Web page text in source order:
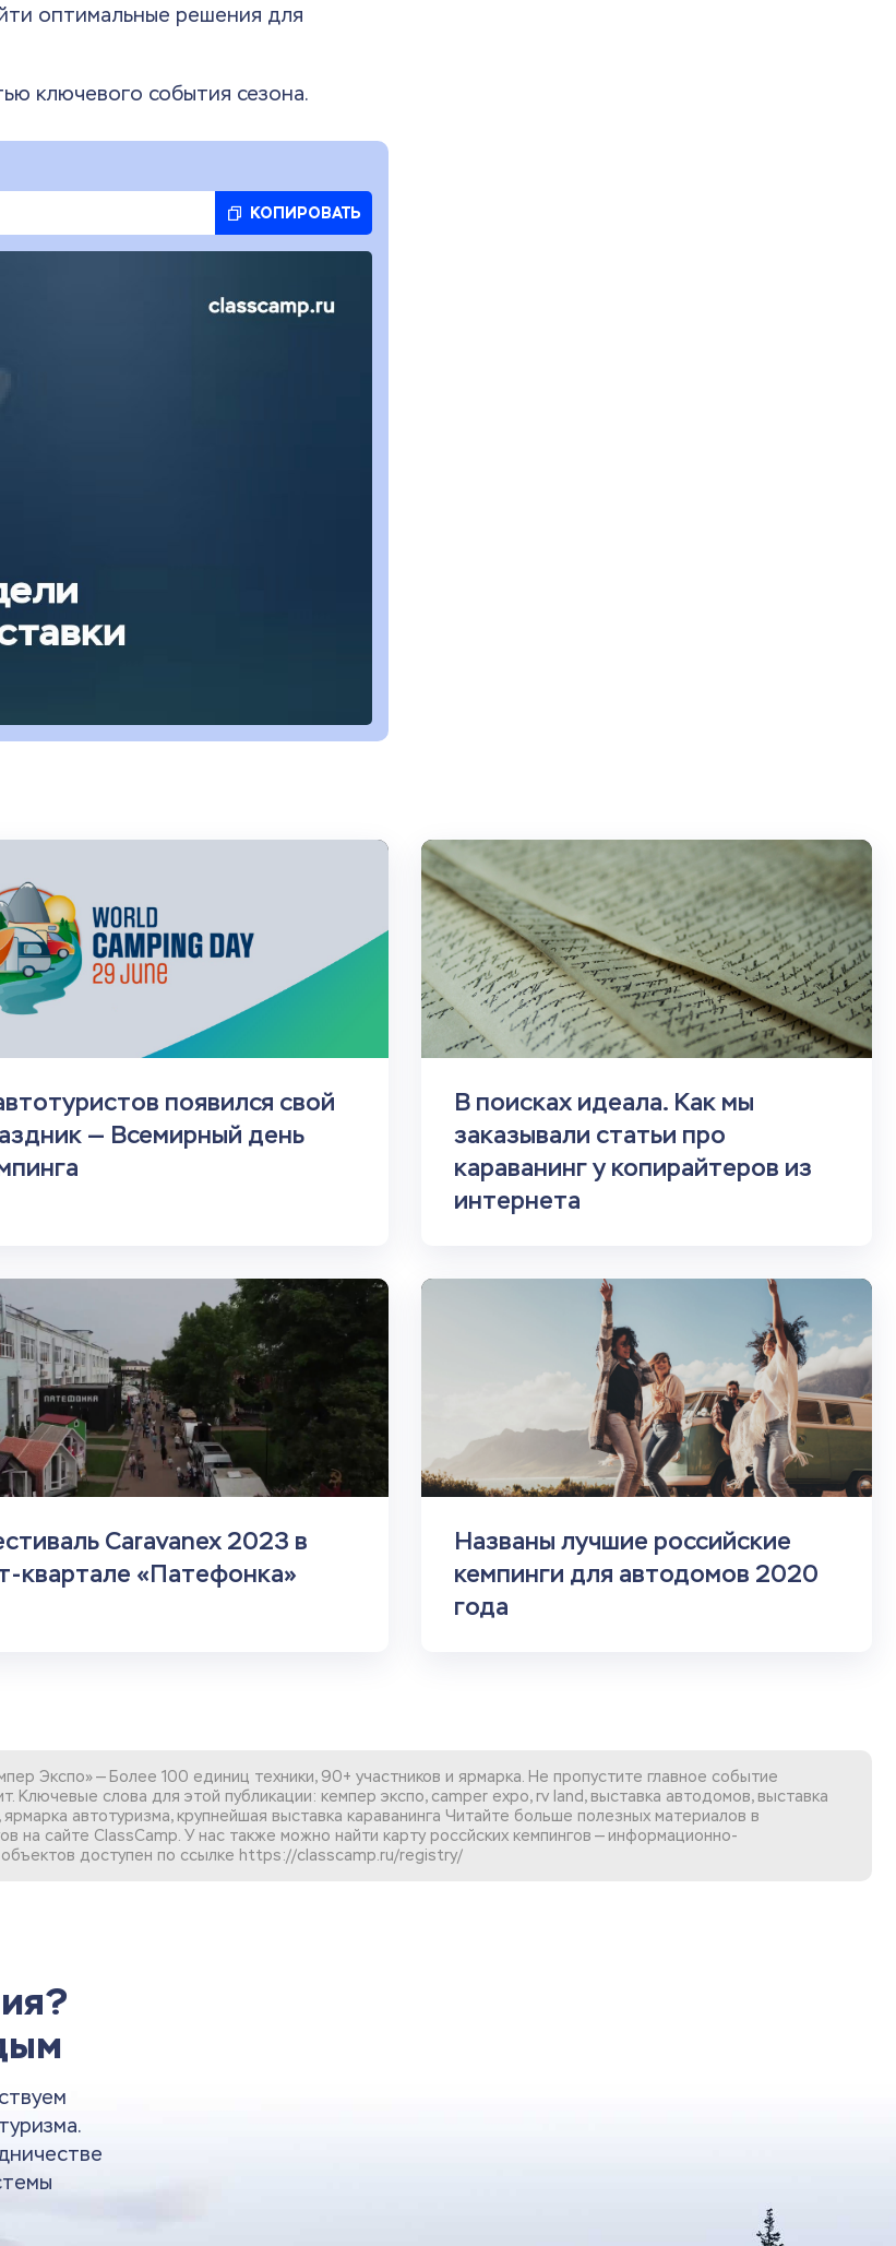
оптимальные решения для
ключевого события сезона.
КОПИРОВАТЬ
появился свой
— Всемирный день
В поисках идеала. Как мы
заказывали статьи про
караванинг у копирайтеров из
интернета
Caravanex 2023 в
квартале «Патефонка»
Названы лучшие российские
кемпинги для автодомов 2020
года
Экспо» — Более 100 единиц техники, 90+ участников и ярмарка. Не пропустите главное событие
Ключевые слова для этой публикации: кемпер экспо, camper expo, rv land, выставка автодомов, выставка
автотуризма, крупнейшая выставка караванинга Читайте больше полезных материалов в
на сайте ClassCamp. У нас также можно найти карту россйских кемпингов — информационно-
доступен по ссылке https://classcamp.ru/registry/